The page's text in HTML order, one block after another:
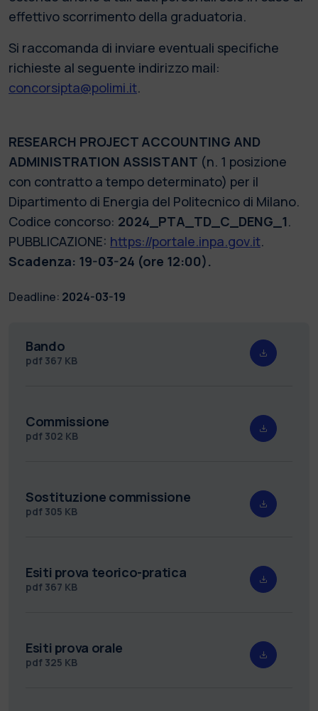
effettivo scorrimento della graduatoria.
Si raccomanda di inviare eventuali specifiche
richieste al seguente indirizzo mail:
concorsipta@polimi.it.
RESEARCH PROJECT ACCOUNTING AND
ADMINISTRATION ASSISTANT (n. 1 posizione
con contratto a tempo determinato) per il
Dipartimento di Energia del Politecnico di Milano.
Codice concorso: 2024_PTA_TD_C_DENG_1.
PUBBLICAZIONE: https://portale.inpa.gov.it.
Scadenza: 19-03-24 (ore 12:00).
Deadline: 2024-03-19
Bando
pdf 367 KB
Commissione
pdf 302 KB
Sostituzione commissione
pdf 305 KB
Esiti prova teorico-pratica
pdf 367 KB
Esiti prova orale
pdf 325 KB